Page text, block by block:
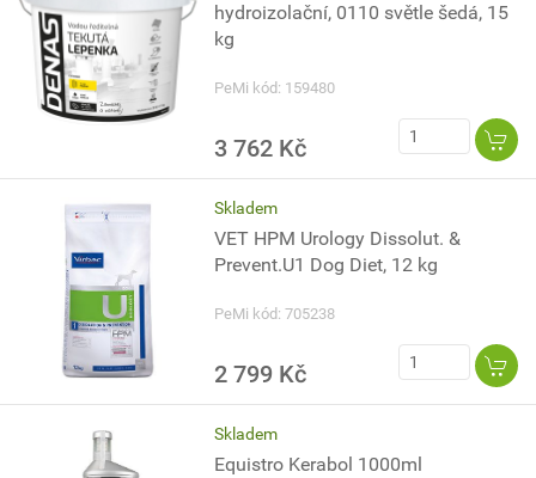
hydroizolační, 0110 světle šedá, 15
kg
PeMi kód: 159480
3 762 Kč
Skladem
VET HPM Urology Dissolut. &
Prevent.U1 Dog Diet, 12 kg
PeMi kód: 705238
2 799 Kč
Skladem
Equistro Kerabol 1000ml